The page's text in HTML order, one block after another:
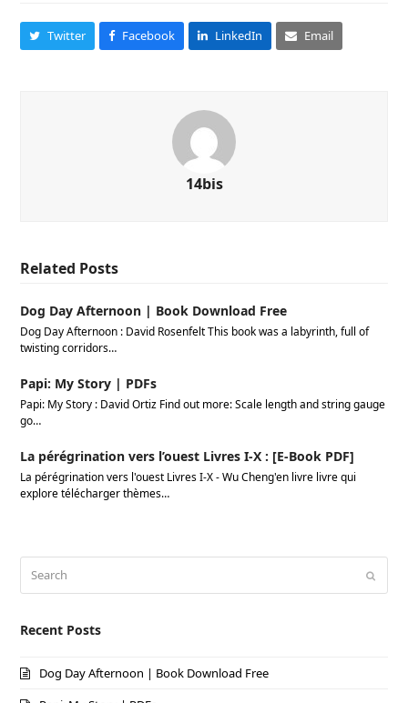
Twitter Facebook LinkedIn Email
14bis
Related Posts
Dog Day Afternoon | Book Download Free
Dog Day Afternoon : David Rosenfelt This book was a labyrinth, full of
twisting corridors…
Papi: My Story | PDFs
Papi: My Story : David Ortiz Find out more: Scale length and string gauge
go…
La pérégrination vers l’ouest Livres I-X : [E-Book PDF]
La pérégrination vers l'ouest Livres I-X - Wu Cheng'en livre livre qui
explore télécharger thèmes…
Recent Posts
Dog Day Afternoon | Book Download Free